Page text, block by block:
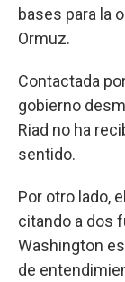
bases para la
Ormuz.
Contactada
gobierno
Riad no ha
sentido.
Por otro lado,
citando a dos
Washington
de